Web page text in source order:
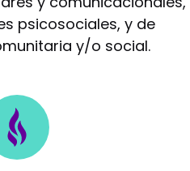
psicosociales, y de
y/o social.